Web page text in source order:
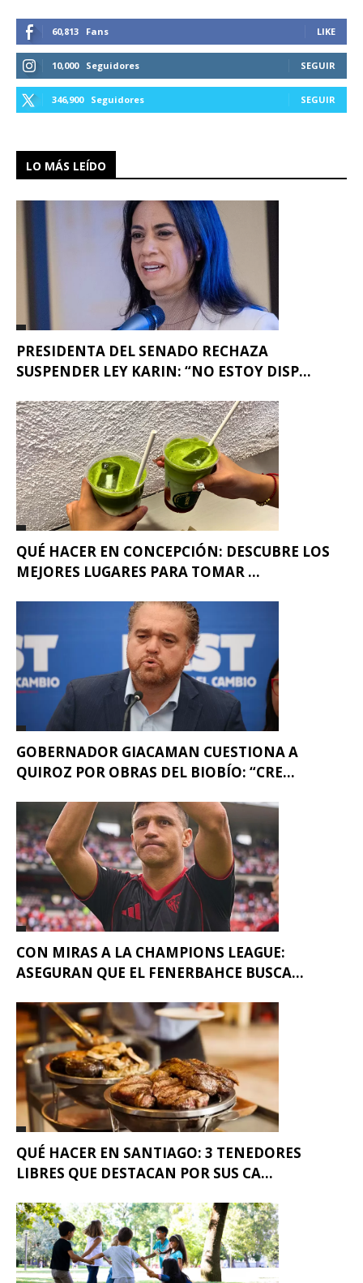
60,813 Fans LIKE
10,000 Seguidores SEGUIR
346,900 Seguidores SEGUIR
LO MÁS LEÍDO
PRESIDENTA DEL SENADO RECHAZA
SUSPENDER LEY KARIN: “NO ESTOY DISP...
QUÉ HACER EN CONCEPCIÓN: DESCUBRE LOS
MEJORES LUGARES PARA TOMAR ...
GOBERNADOR GIACAMAN CUESTIONA A
QUIROZ POR OBRAS DEL BIOBÍO: “CRE...
CON MIRAS A LA CHAMPIONS LEAGUE:
ASEGURAN QUE EL FENERBAHCE BUSCA...
QUÉ HACER EN SANTIAGO: 3 TENEDORES
LIBRES QUE DESTACAN POR SUS CA...